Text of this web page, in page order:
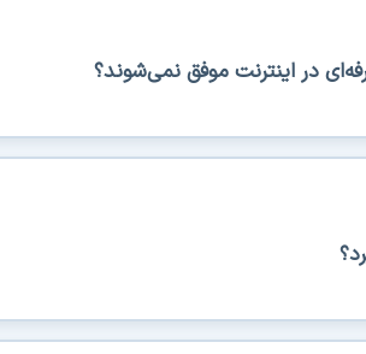
در اینترنت موفق نمی‌شوند؟